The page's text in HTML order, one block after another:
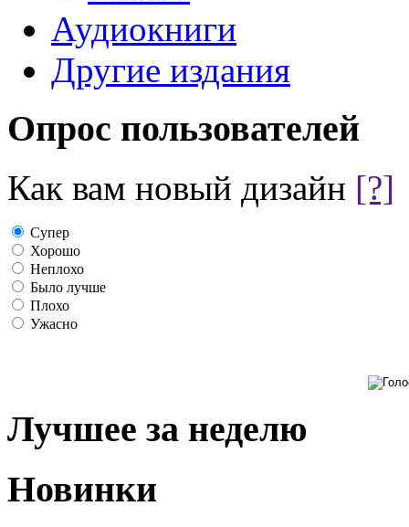
Аудиокниги
Другие издания
Опрос пользователей
Как вам новый дизайн [?]
Супер
Хорошо
Неплохо
Было лучше
Плохо
Ужасно
Лучшее за неделю
Новинки